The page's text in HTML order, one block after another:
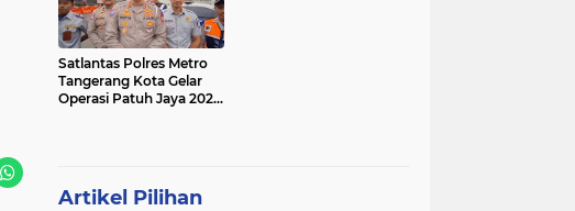
Satlantas Polres Metro
Tangerang Kota Gelar
Operasi Patuh Jaya 2025,
Artikel Pilihan